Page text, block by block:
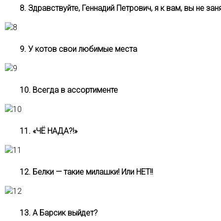
8. Здравствуйте, Геннадий Петрович, я к вам, вы не
9. У котов свои любимые места
10. Всегда в ассортименте
11. «ЧЁ НАДА?!»
12. Белки — такие милашки! Или НЕТ!!
13. А Барсик выйдет?